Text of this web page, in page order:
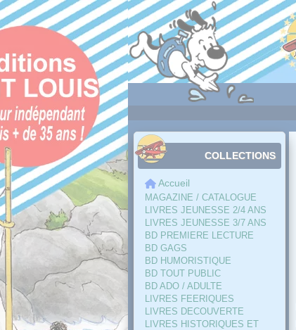
COLLECTIONS
Accueil
MAGAZINE / CATALOGUE
LIVRES JEUNESSE 2/4 ANS
LIVRES JEUNESSE 3/7 ANS
BD PREMIERE LECTURE
BD GAGS
BD HUMORISTIQUE
BD TOUT PUBLIC
BD ADO / ADULTE
LIVRES FEERIQUES
LIVRES DECOUVERTE
LIVRES HISTORIQUES ET
Panneau de gestion des cookies